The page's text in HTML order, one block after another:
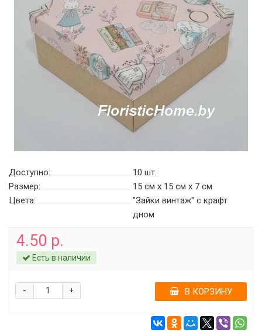
Доступно: 10 шт.
Размер:
15 см х 15 см х 7 см
Цвета:
"Зайки винтаж" c крафт
дном
4.50 р.
Есть в наличии
+
- В КОРЗИНУ